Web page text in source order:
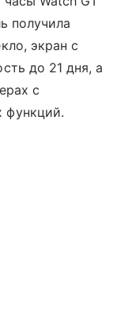
получила
экран с
до 21 дня, а
с
функций.